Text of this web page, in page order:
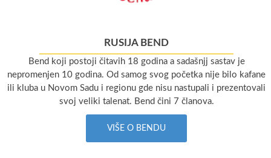
RUSIJA BEND
Bend koji postoji čitavih 18 godina a sadašnjj sastav je
nepromenjen 10 godina. Od samog svog početka nije bilo kafane
ili kluba u Novom Sadu i regionu gde nisu nastupali i prezentovali
svoj veliki talenat. Bend čini 7 članova.
VIŠE O BENDU